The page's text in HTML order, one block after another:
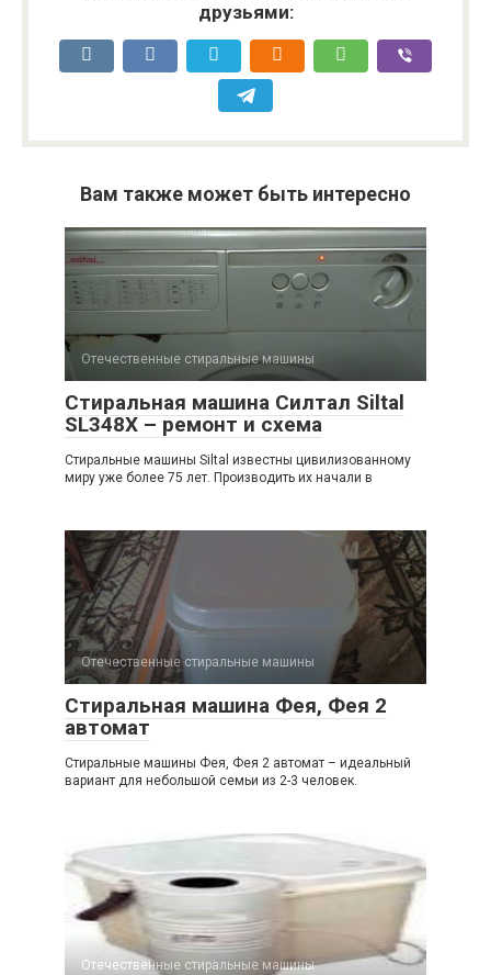
друзьями:
Вам также может быть интересно
Отечественные стиральные машины
Стиральная машина Силтал Siltal
SL348X – ремонт и схема
Стиральные машины Siltal известны цивилизованному
миру уже более 75 лет. Производить их начали в
Отечественные стиральные машины
Стиральная машина Фея, Фея 2
автомат
Стиральные машины Фея, Фея 2 автомат – идеальный
вариант для небольшой семьи из 2-3 человек.
Отечественные стиральные машины